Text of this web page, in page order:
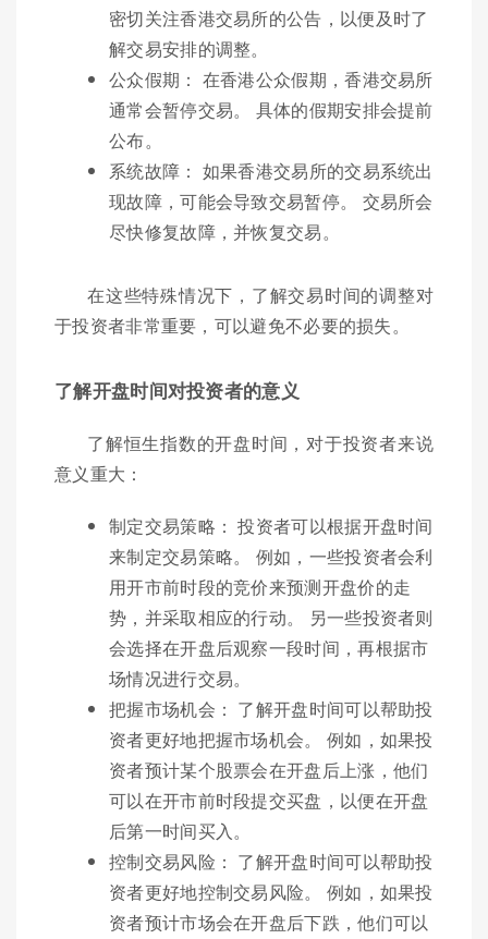
密切关注香港交易所的公告，以便及时了
解交易安排的调整。
公众假期： 在香港公众假期，香港交易所
通常会暂停交易。 具体的假期安排会提前
公布。
系统故障： 如果香港交易所的交易系统出
现故障，可能会导致交易暂停。 交易所会
尽快修复故障，并恢复交易。
在这些特殊情况下，了解交易时间的调整对
于投资者非常重要，可以避免不必要的损失。
了解开盘时间对投资者的意义
了解恒生指数的开盘时间，对于投资者来说
意义重大：
制定交易策略： 投资者可以根据开盘时间
来制定交易策略。 例如，一些投资者会利
用开市前时段的竞价来预测开盘价的走
势，并采取相应的行动。 另一些投资者则
会选择在开盘后观察一段时间，再根据市
场情况进行交易。
把握市场机会： 了解开盘时间可以帮助投
资者更好地把握市场机会。 例如，如果投
资者预计某个股票会在开盘后上涨，他们
可以在开市前时段提交买盘，以便在开盘
后第一时间买入。
控制交易风险： 了解开盘时间可以帮助投
资者更好地控制交易风险。 例如，如果投
资者预计市场会在开盘后下跌，他们可以